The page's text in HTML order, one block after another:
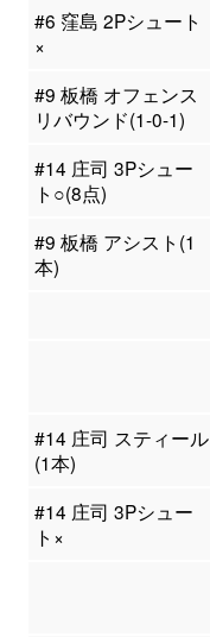
#6 窪島 2Pシュート
×
#9 板橋 オフェンス
リバウンド(1-0-1)
#14 庄司 3Pシュー
ト○(8点)
#9 板橋 アシスト(1
本)
#14 庄司 スティール
(1本)
#14 庄司 3Pシュー
ト×